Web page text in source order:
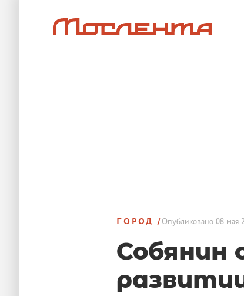
ГОРОД Опубликовано 08 мая
Собянин